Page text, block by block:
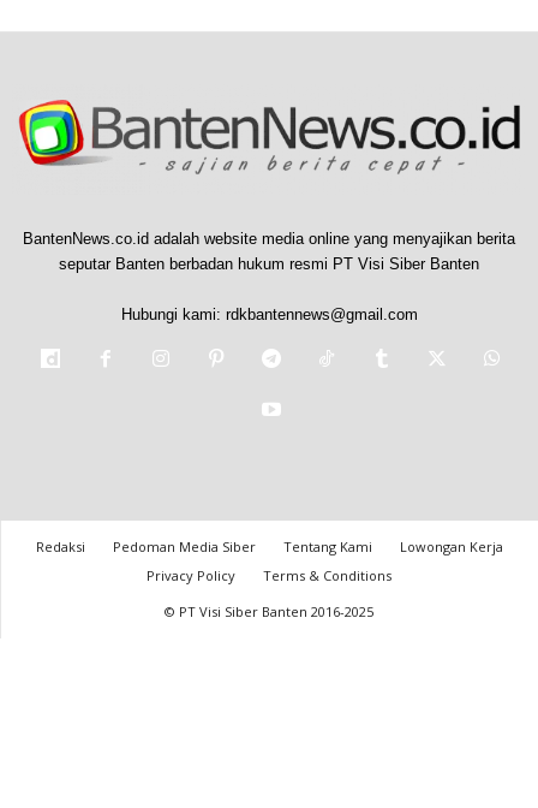
BantenNews.co.id adalah website media online yang menyajikan berita
seputar Banten berbadan hukum resmi PT Visi Siber Banten
Hubungi kami: rdkbantennews@gmail.com
Redaksi Pedoman Media Siber Tentang Kami
Lowongan Kerja
Privacy Policy
Terms & Conditions
© PT Visi Siber Banten 2016-2025